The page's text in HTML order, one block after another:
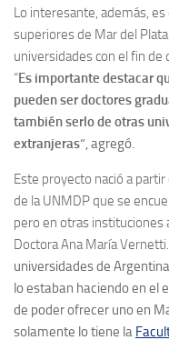
Lo interesante, además,
superiores de Mar del
universidades con el fin
“Es importante destacar
pueden ser doctores
también serlo de otras
extranjeras“, agregó.
Este proyecto nació a
de la UNMDP que se
pero en otras instituciones
Doctora Ana María Vernetti.
universidades de
lo estaban haciendo en el
de poder ofrecer uno en
solamente lo tiene la